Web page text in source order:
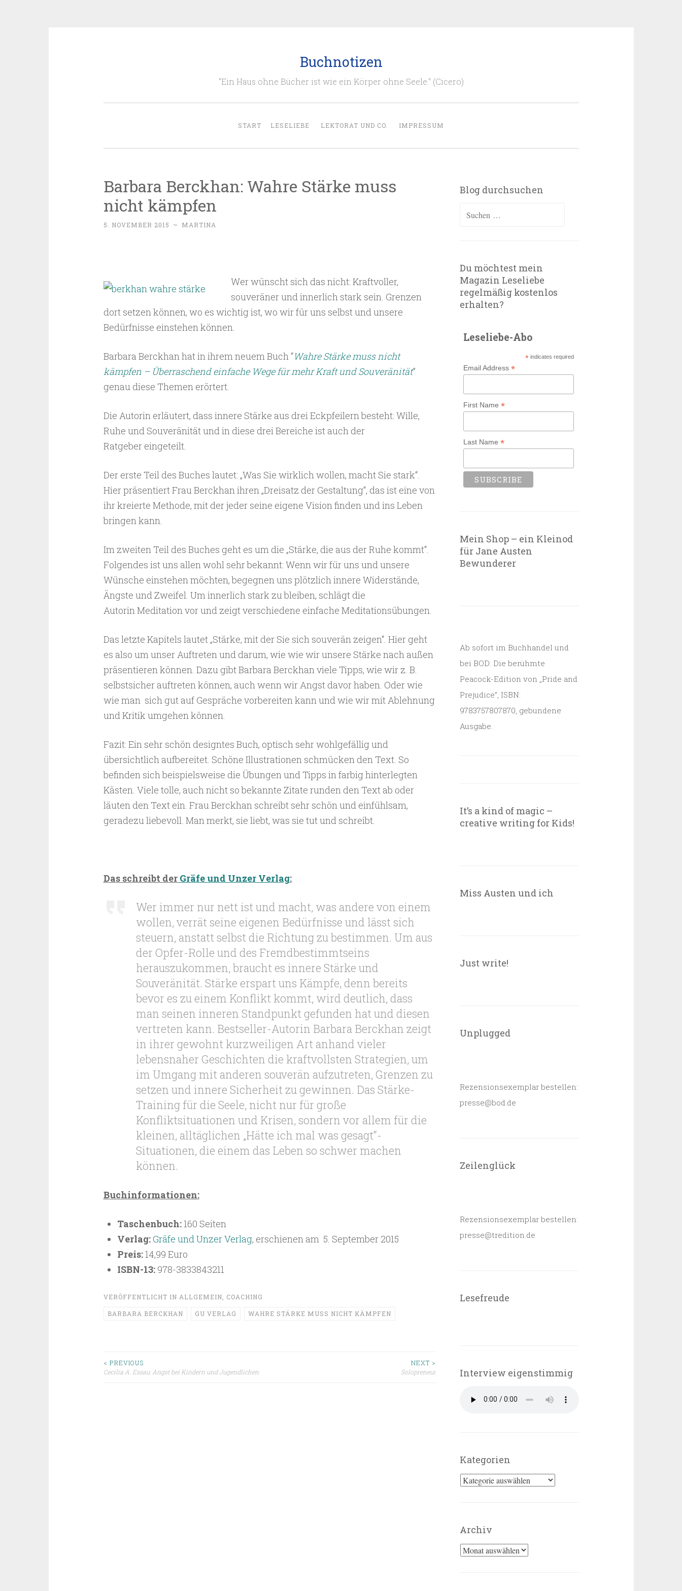
Buchnotizen
"Ein Haus ohne Bücher ist wie ein Körper ohne Seele." (Cicero)
START LESELIEBE LEKTORAT UND CO. IMPRESSUM
Barbara Berckhan: Wahre Stärke muss
nicht kämpfen
5. NOVEMBER 2015 ~ MARTINA
Wer wünscht sich das nicht: Kraftvoller,
souveräner und innerlich stark sein. Grenzen
dort setzen können, wo es wichtig ist, wo wir für uns selbst und unsere
Bedürfnisse einstehen können.
Barbara Berckhan hat in ihrem neuem Buch “Wahre Stärke muss nicht
kämpfen – Überraschend einfache Wege für mehr Kraft und Souveränität”
genau diese Themen erörtert.
Die Autorin erläutert, dass innere Stärke aus drei Eckpfeilern besteht: Wille,
Ruhe und Souveränität und in diese drei Bereiche ist auch der
Ratgeber eingeteilt.
Der erste Teil des Buches lautet: „Was Sie wirklich wollen, macht Sie stark“.
Hier präsentiert Frau Berckhan ihren „Dreisatz der Gestaltung“, das ist eine von
ihr kreierte Methode, mit der jeder seine eigene Vision finden und ins Leben
bringen kann.
Im zweiten Teil des Buches geht es um die „Stärke, die aus der Ruhe kommt“.
Folgendes ist uns allen wohl sehr bekannt: Wenn wir für uns und unsere
Wünsche einstehen möchten, begegnen uns plötzlich innere Widerstände,
Ängste und Zweifel. Um innerlich stark zu bleiben, schlägt die
Autorin Meditation vor und zeigt verschiedene einfache Meditationsübungen.
Das letzte Kapitels lautet „Stärke, mit der Sie sich souverän zeigen“. Hier geht
es also um unser Auftreten und darum, wie wie wir unsere Stärke nach außen
präsentieren können. Dazu gibt Barbara Berckhan viele Tipps, wie wir z. B.
selbstsicher auftreten können, auch wenn wir Angst davor haben. Oder wie
wie man sich gut auf Gespräche vorbereiten kann und wie wir mit Ablehnung
und Kritik umgehen können.
Fazit: Ein sehr schön designtes Buch, optisch sehr wohlgefällig und
übersichtlich aufbereitet. Schöne Illustrationen schmücken den Text. So
befinden sich beispielsweise die Übungen und Tipps in farbig hinterlegten
Kästen. Viele tolle, auch nicht so bekannte Zitate runden den Text ab oder
läuten den Text ein. Frau Berckhan schreibt sehr schön und einfühlsam,
geradezu liebevoll. Man merkt, sie liebt, was sie tut und schreibt.
Das schreibt der Gräfe und Unzer Verlag:
Wer immer nur nett ist und macht, was andere von einem
wollen, verrät seine eigenen Bedürfnisse und lässt sich
steuern, anstatt selbst die Richtung zu bestimmen. Um aus
der Opfer-Rolle und des Fremdbestimmtseins
herauszukommen, braucht es innere Stärke und
Souveränität. Stärke erspart uns Kämpfe, denn bereits
bevor es zu einem Konflikt kommt, wird deutlich, dass
man seinen inneren Standpunkt gefunden hat und diesen
vertreten kann. Bestseller-Autorin Barbara Berckhan zeigt
in ihrer gewohnt kurzweiligen Art anhand vieler
lebensnaher Geschichten die kraftvollsten Strategien, um
im Umgang mit anderen souverän aufzutreten, Grenzen zu
setzen und innere Sicherheit zu gewinnen. Das Stärke-
Training für die Seele, nicht nur für große
Konfliktsituationen und Krisen, sondern vor allem für die
kleinen, alltäglichen „Hätte ich mal was gesagt“-
Situationen, die einem das Leben so schwer machen
können.
Buchinformationen:
Taschenbuch:160 Seiten
Verlag:Gräfe und Unzer Verlag, erschienen am 5. September 2015
Preis:14,99 Euro
ISBN-13:978-3833843211
VERÖFFENTLICHT IN ALLGEMEIN COACHING
BARBARA BERCKHAN GU VERLAG WAHRE STÄRKE MUSS NICHT KÄMPFEN
Beitragsnavigation
< PREVIOUS
Cecilia A. Essau: Angst bei Kindern und Jugendlichen
NEXT >
Solopreneur
Blog durchsuchen
Suchen
Du möchtest mein
Magazin Leseliebe
regelmäßig kostenlos
erhalten?
Leseliebe-Abo
* indicates required
Email Address*
First Name*
Last Name*
Mein Shop – ein Kleinod
für Jane Austen
Bewunderer
Ab sofort im Buchhandel und
bei BOD: Die berühmte
Peacock-Edition von „Pride and
Prejudice”, ISBN:
9783757807870, gebundene
Ausgabe.
It’s a kind of magic –
creative writing for Kids!
Miss Austen und ich
Just write!
Unplugged
Rezensionsexemplar bestellen:
presse@bod.de
Zeilenglück
Rezensionsexemplar bestellen:
presse@tredition.de
Lesefreude
Interview eigenstimmig
Kategorien
Kategorien
Archiv
Archiv